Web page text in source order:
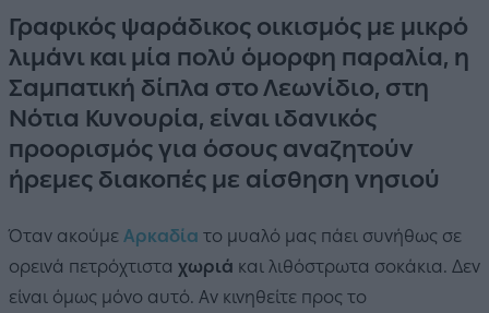
Γραφικός ψαράδικος οικισμός με μικρό
λιμάνι και μία πολύ όμορφη παραλία, η
Σαμπατική δίπλα στο Λεωνίδιο, στη
Νότια Κυνουρία, είναι ιδανικός
προορισμός για όσους αναζητούν
ήρεμες διακοπές με αίσθηση νησιού
Όταν ακούμε Αρκαδία το μυαλό μας πάει συνήθως σε
ορεινά πετρόχτιστα χωριά και λιθόστρωτα σοκάκια. Δεν
είναι όμως μόνο αυτό. Αν κινηθείτε προς το